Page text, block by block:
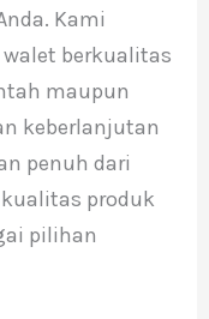
Kami
berkualitas
maupun
keberlanjutan
penuh dari
produk
pilihan